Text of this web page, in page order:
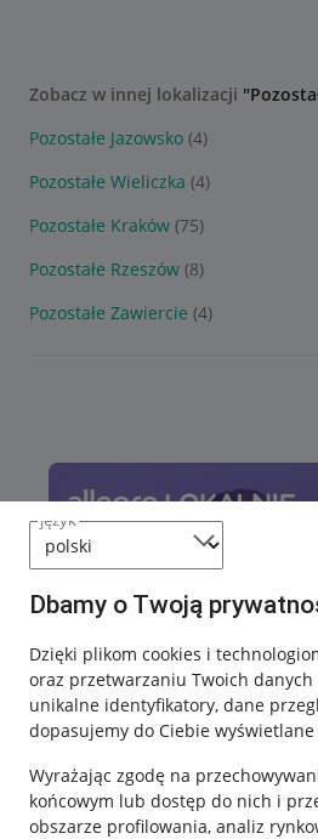
język
Dbamy o Twoją
Dzięki plikom cookies i
oraz przetwarzaniu Twoich danych
unikalne identyfikatory, dane
dopasujemy do Ciebie
Wyrażając zgodę na
końcowym lub dostęp do nich i
obszarze profilowania, analiz
Zobacz w innej lokalizacji
Pozostałe Jazowsko (4)
Pozostałe Wieliczka (4)
Pozostałe Kraków (75)
Pozostałe Rzeszów (8)
Pozostałe Zawiercie (4)